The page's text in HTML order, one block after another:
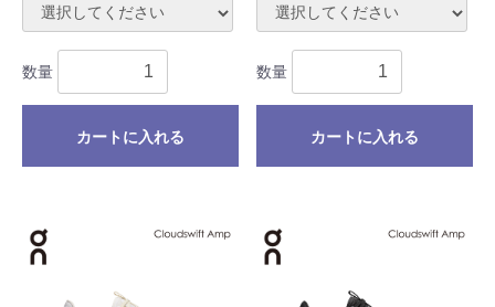
数量
カートに入れる
数量
カートに入れる